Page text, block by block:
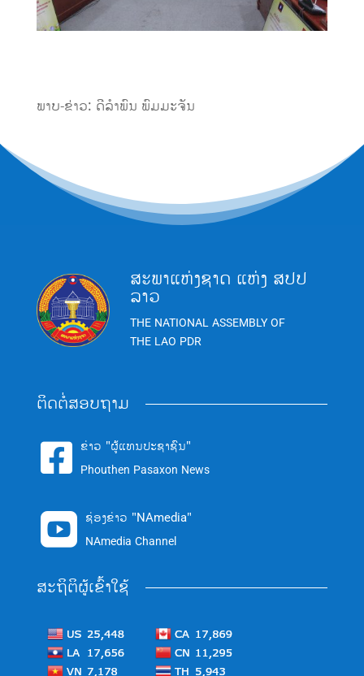
ພາບ-ຂ່າວ: ດີລໍາພົນ ພົມມະຈັນ
ສະພາແຫ່ງຊາດ ແຫ່ງ ສປປ
ລາວ
THE NATIONAL ASSEMBLY OF
THE LAO PDR
ຕິດຕໍ່ສອບຖາມ
 ຂ່າວ "ຜູ້ແທນປະຊາຊົນ"
Phouthen Pasaxon News
 ຊ່ອງຂ່າວ "NAmedia"
NAmedia Channel
ສະຖິຕິຜູ້ເຂົ້າໃຊ້